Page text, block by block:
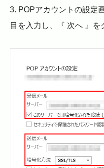
3. POPアカウントの設定
目を入力し、『 次へ 』を